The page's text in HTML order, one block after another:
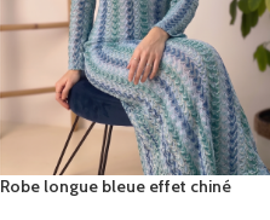
Robe longue bleue effet chiné